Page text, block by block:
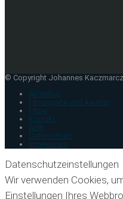
© Copyright Johannes
Aktuelles
Filmografie und Awards
Filme
Kontakt
AGB
Datenschutz
Impressum
Datenschutzeinstellungen
Wir verwenden Cookies,
Einstellungen Ihres